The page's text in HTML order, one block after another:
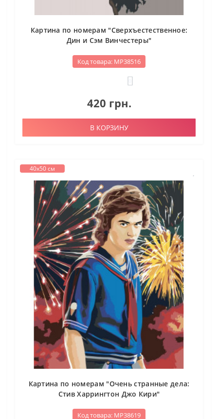
Картина по номерам "Сверхъестественное:
Дин и Сэм Винчестеры"
Код товара: МР38516
420 грн.
В КОРЗИНУ
40х50 см
Картина по номерам "Очень странные дела:
Стив Харрингтон Джо Кири"
Код товара: МР38619